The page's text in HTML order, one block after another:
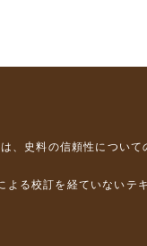
、史料の信頼性につい
る校訂を経ていないテ